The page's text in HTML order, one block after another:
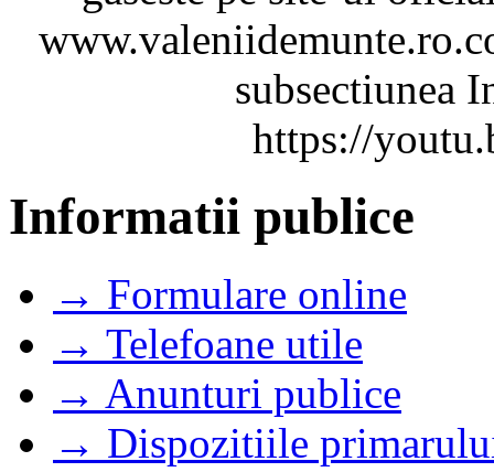
subsectiunea
https://
Informatii publice
→ Formulare online
→ Telefoane utile
→ Anunturi publice
→ Dispozitiile